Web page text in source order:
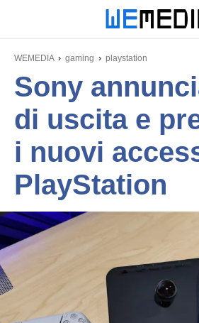
WEMEDIA gaming playstation
Sony
di uscita e
i nuovi
PlayStation